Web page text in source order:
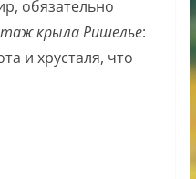
обязательно
крыла Ришелье:
и хрусталя, что